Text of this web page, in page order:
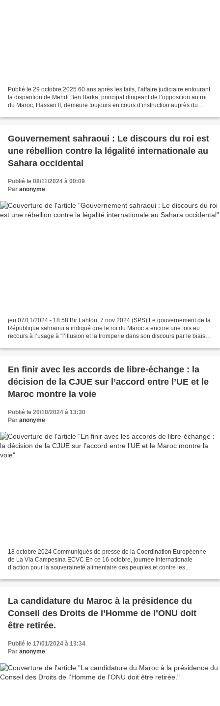
Publié le 29 octobre 2025 60 ans après les faits, l’affaire judiciaire entourant
la disparition de Mehdi Ben Barka, principal dirigeant de l’opposition au roi
du Maroc, Hassan II, demeure toujours en cours d’instruction auprès du
Gouvernement sahraoui : Le discours du roi est
une rébellion contre la légalité internationale au
Sahara occidental
Publié le 08/11/2024 à 00:09
Par anonyme
jeu 07/11/2024 - 18:58 Bir Lahlou, 7 nov 2024 (SPS) Le gouvernement de la
République sahraoui a indiqué que le roi du Maroc a encore une fois eu
recours à l’usage à "l’illusion et la tromperie dans son discours par le biais
En finir avec les accords de libre-échange : la
décision de la CJUE sur l’accord entre l’UE et le
Maroc montre la voie
Publié le 20/10/2024 à 13:30
Par anonyme
18 octobre 2024 Communiqués de presse de la Coordination Européenne
de La Via Campesina ECVC En ce 16 octobre, journée internationale
d’action pour la souveraineté alimentaire des peuples et contre les
La candidature du Maroc à la présidence du
Conseil des Droits de l’Homme de l’ONU doit
être retirée.
Publié le 17/01/2024 à 13:34
Par anonyme